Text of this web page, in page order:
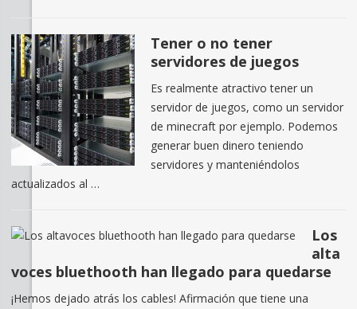
Tener o no tener
servidores de juegos
Es realmente atractivo tener un
servidor de juegos, como un servidor
de minecraft por ejemplo. Podemos
generar buen dinero teniendo
servidores y manteniéndolos
actualizados al …
Los
alta
voces bluethooth han llegado para quedarse
¡Hemos dejado atrás los cables! Afirmación que tiene una